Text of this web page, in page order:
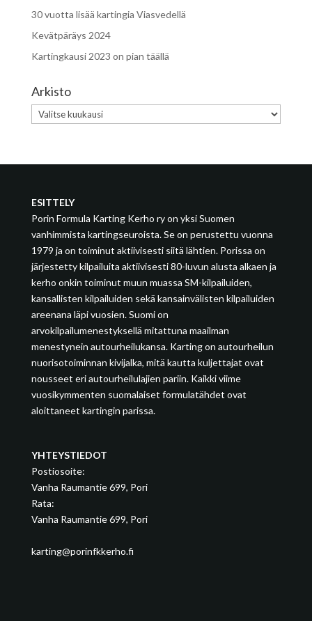
30 vuotta lisää kartingia Viasvedellä
Kevätpäräys 2024
Kartingkausi 2023 on pian täällä
Arkisto
Arkisto
ESITTELY
Porin Formula Karting Kerho ry on yksi Suomen
vanhimmista kartingseuroista. Se on perustettu vuonna
1979 ja on toiminut aktiivisesti siitä lähtien. Porissa on
järjestetty kilpailuita aktiivisesti 80-luvun alusta alkaen ja
kerho onkin toiminut muun muassa SM-kilpailuiden,
kansallisten kilpailuiden sekä kansainvälisten kilpailuiden
areenana läpi vuosien. Suomi on
arvokilpailumenestyksellä mitattuna maailman
menestynein autourheilukansa. Karting on autourheilun
nuorisotoiminnan kivijalka, mitä kautta kuljettajat ovat
nousseet eri autourheilulajien pariin. Kaikki viime
vuosikymmenten suomalaiset formulatähdet ovat
aloittaneet kartingin parissa.
YHTEYSTIEDOT
Postiosoite:
Vanha Raumantie 699, Pori
Rata:
Vanha Raumantie 699, Pori
karting@porinfkkerho.fi